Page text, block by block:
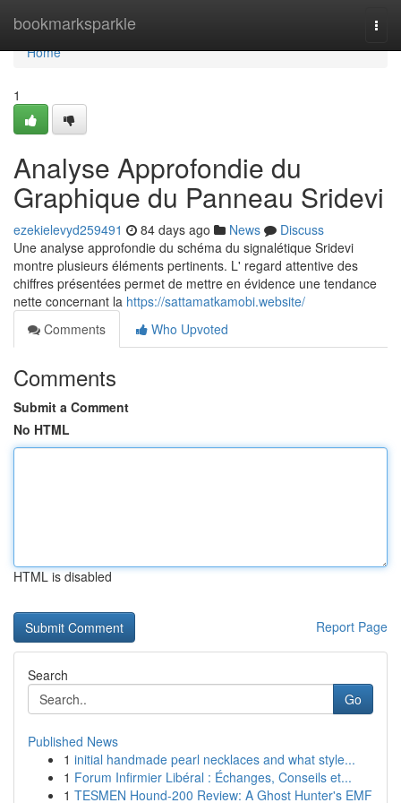
bookmarksparkle
Home
Home
1
Analyse Approfondie du
Graphique du Panneau Sridevi
ezekielevyd259491 84 days ago News
Discuss
Une analyse approfondie du schéma du signalétique Sridevi
montre plusieurs éléments pertinents. L' regard attentive des
chiffres présentées permet de mettre en évidence une tendance
nette concernant la https://sattamatkamobi.website/
Comments
Who Upvoted
Comments
Submit a Comment
No HTML
HTML is disabled
Report Page
Search
Go
Published News
1 initial handmade pearl necklaces and what style...
1 Forum Infirmier Libéral : Échanges, Conseils et...
1 TESMEN Hound-200 Review: A Ghost Hunter's EMF